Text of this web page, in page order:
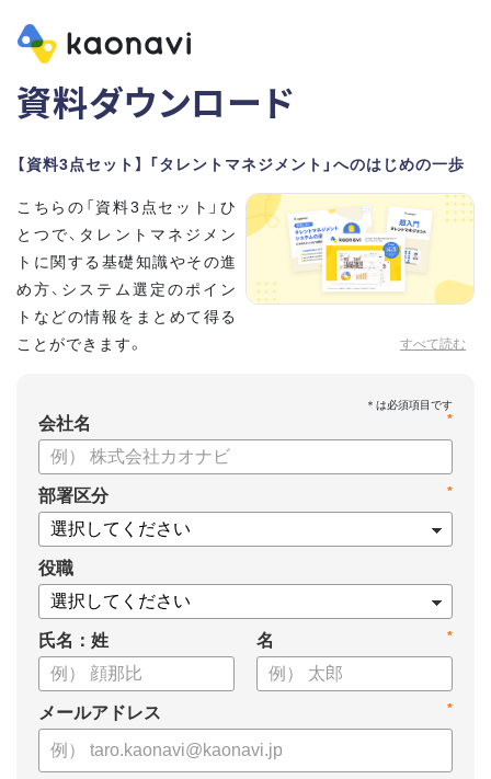
資料ダウンロード
【資料3点セット】 「タレントマネジメント」へのはじめの一歩
すべて読む
こちらの「資料3点セット」ひ
とつで、タレントマネジメン
トに関する基礎知識やその進
め方、システム選定のポイン
トなどの情報をまとめて得る
ことができます。
【資料セット内容】
・超入門タレントマネジメント
・タレントマネジメントシステムの選び方
・タレントマネジメントシステム「カオナビ」の説明資料
*
会社名
*
部署区分
役職
氏名：姓 *
名
*
メールアドレス